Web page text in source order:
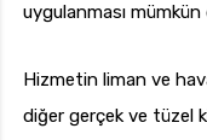
uygulanması mümkün
Hizmetin liman ve
diğer gerçek ve tüzel